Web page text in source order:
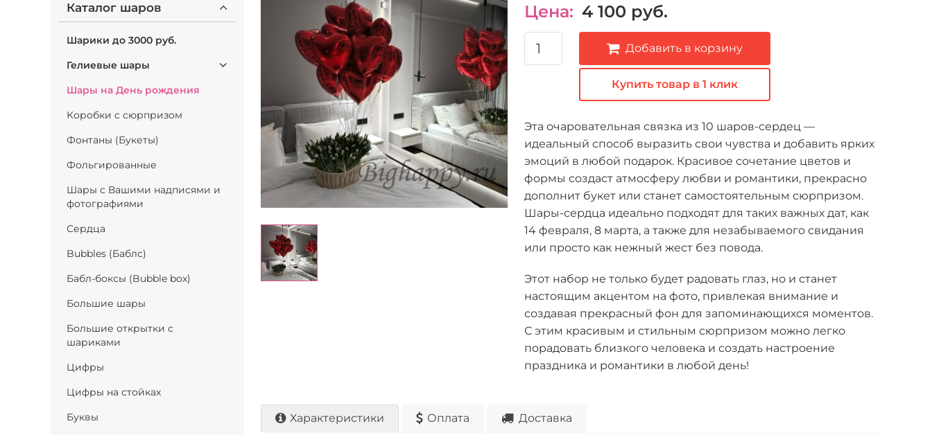
Каталог шаров
Шарики до 3000 руб.
Гелиевые шары
Шары на День рождения
Коробки с сюрпризом
Фонтаны (Букеты)
Фольгированные
Шары с Вашими надписями и
фотографиями
Сердца
Bubbles (Баблс)
Бабл-боксы (Bubble box)
Большие шары
Большие открытки с
шариками
Цифры
Цифры на стойках
Буквы
Цена: 4 100 руб.
Добавить в корзину
Купить товар в 1 клик
Эта очаровательная связка из 10 шаров-сердец —
идеальный способ выразить свои чувства и добавить ярких
эмоций в любой подарок. Красивое сочетание цветов и
формы создаст атмосферу любви и романтики, прекрасно
дополнит букет или станет самостоятельным сюрпризом.
Шары-сердца идеально подходят для таких важных дат, как
14 февраля, 8 марта, а также для незабываемого свидания
или просто как нежный жест без повода.
Этот набор не только будет радовать глаз, но и станет
настоящим акцентом на фото, привлекая внимание и
создавая прекрасный фон для запоминающихся моментов.
С этим красивым и стильным сюрпризом можно легко
порадовать близкого человека и создать настроение
праздника и романтики в любой день!
Характеристики Оплата Доставка